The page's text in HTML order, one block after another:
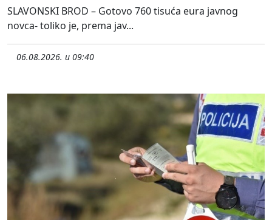
SLAVONSKI BROD – Gotovo 760 tisuća eura javnog
novca- toliko je, prema jav...
06.08.2026. u 09:40